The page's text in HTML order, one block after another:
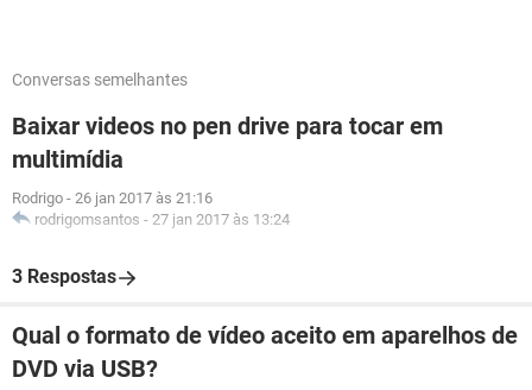
Conversas semelhantes
Baixar videos no pen drive para tocar em
multimídia
Rodrigo - 26 jan 2017 às 21:16
rodrigomsantos - 27 jan 2017 às 13:24
3 Respostas
Qual o formato de vídeo aceito em aparelhos de
DVD via USB?